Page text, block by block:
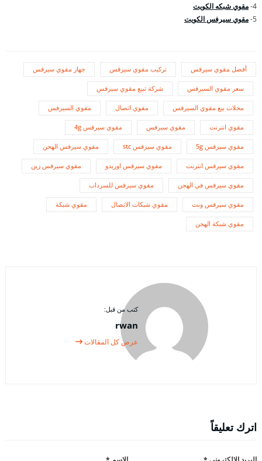
4- مقوي شبكه الكويت
5- مقوي سيرفس الكويت
أفضل مقوي سيرفس تركيب مقوي سيرفس جهاز مقوي سيرفس
سعر مقوي السيرفس شركة تبيع مقوي سيرفس
محلات بيع مقوي السيرفس مقوي اتصال مقوي السيرفس
مقوي انترنت مقوي سيرفس مقوي سيرفس 4g
مقوي سيرفس 5g مقوي سيرفس stc مقوي سيرفس الهجن
مقوي سيرفس انترنت مقوي سيرفس اوريدو مقوي سيرفس زين
مقوي سيرفس في الهجن مقوي سيرفس للسرداب
مقوي سيرفس ونت مقوي شبكات الاتصال مقوي شبكة
مقوي شبكة الهجن
كتب من قبل:
rwan
عرض كل المقالات
اترك تعليقاً